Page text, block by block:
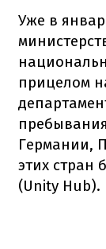
Уже в
прицелом
Германии,
этих стран
(Unity Hub).